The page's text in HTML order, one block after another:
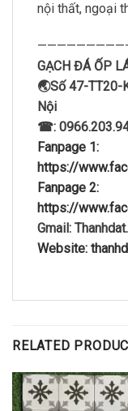
nội thất, ngoại
GẠCH ĐÁ ỐP
🌏Số 47-TT20-
Nội
☎:
Fanpage 1:
https://
Fanpage 2:
https://
Gmail:
Website:
RELATED